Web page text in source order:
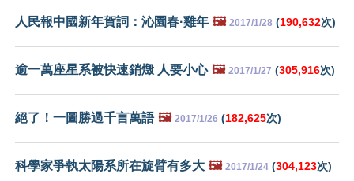
人民報中國新年賀詞：沁園春·雞年 🖼️ 2017/1/28 (190,632次)
逾一萬座星系被快速銷燬 人要小心 🖼️ 2017/1/27 (305,916次)
絕了！一圖勝過千言萬語 🖼️ 2017/1/26 (182,625次)
科學家爭執太陽系所在旋臂有多大 🖼️ 2017/1/24 (304,123次)